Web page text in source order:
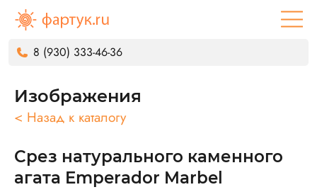
8 (930) 333-46-36
Изображения
< Назад к каталогу
Срез натурального каменного
агата Emperador Marbel